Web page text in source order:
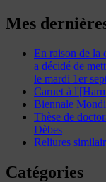
Mes
En raison de la
a décidé de
le mardi 1er
Carnet à
Biennale
Thèse de
Dèbes
Reliures
Catégories